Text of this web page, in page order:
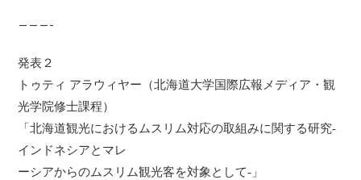
———-
発表２
トゥティ アラウィヤー（北海道大学国際広報メディア・観
光学院修士課程）
「北海道観光におけるムスリム対応の取組みに関する研究‐
インドネシアとマレ
ーシアからのムスリム観光客を対象として‐」